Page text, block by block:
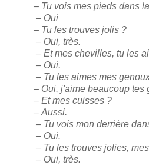
– Tu vois mes pieds dans
– Oui
– Tu les trouves jolis ?
– Oui, très.
– Et mes chevilles, tu les
– Oui.
– Tu les aimes mes
– Oui, j'aime beaucoup tes
– Et mes cuisses ?
–Aussi.
– Tu vois mon derrière
– Oui.
– Tu les trouves jolies,
– Oui, très.